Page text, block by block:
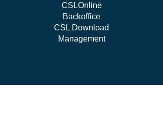
CSLOnline
Backoffice
CSL Download
Management